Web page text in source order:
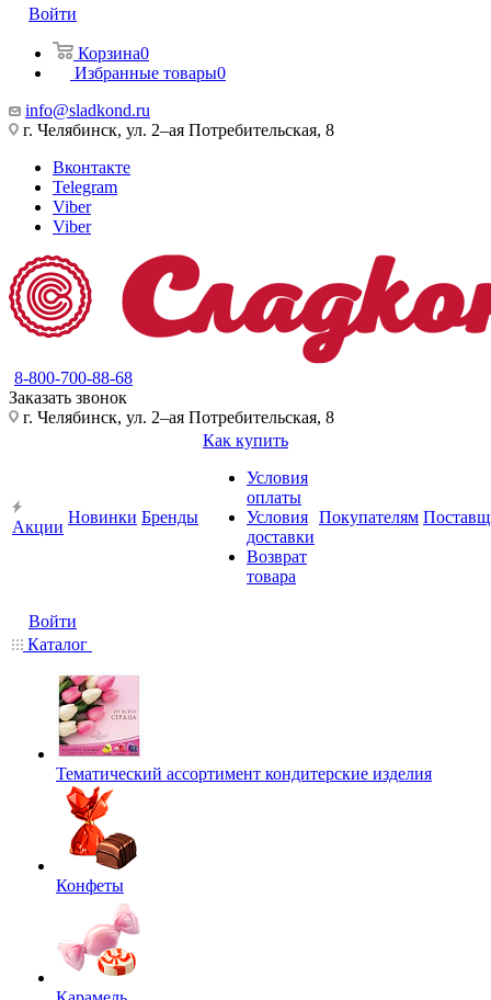
Войти
Корзина0
Избранные товары0
info@sladkond.ru
г. Челябинск, ул. 2–ая Потребительская, 8
Вконтакте
Telegram
Viber
Viber
8-800-700-88-68
Заказать звонок
г. Челябинск, ул. 2–ая Потребительская, 8
Акции
Новинки Бренды
Как купить
Условия
оплаты
Условия
доставки
Возврат
товара
Покупателям
Войти
Каталог
Тематический ассортимент кондитерские изделия
Конфеты